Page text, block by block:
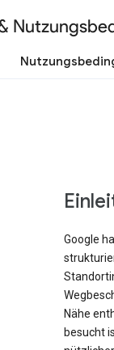
Google
Nähe
besucht